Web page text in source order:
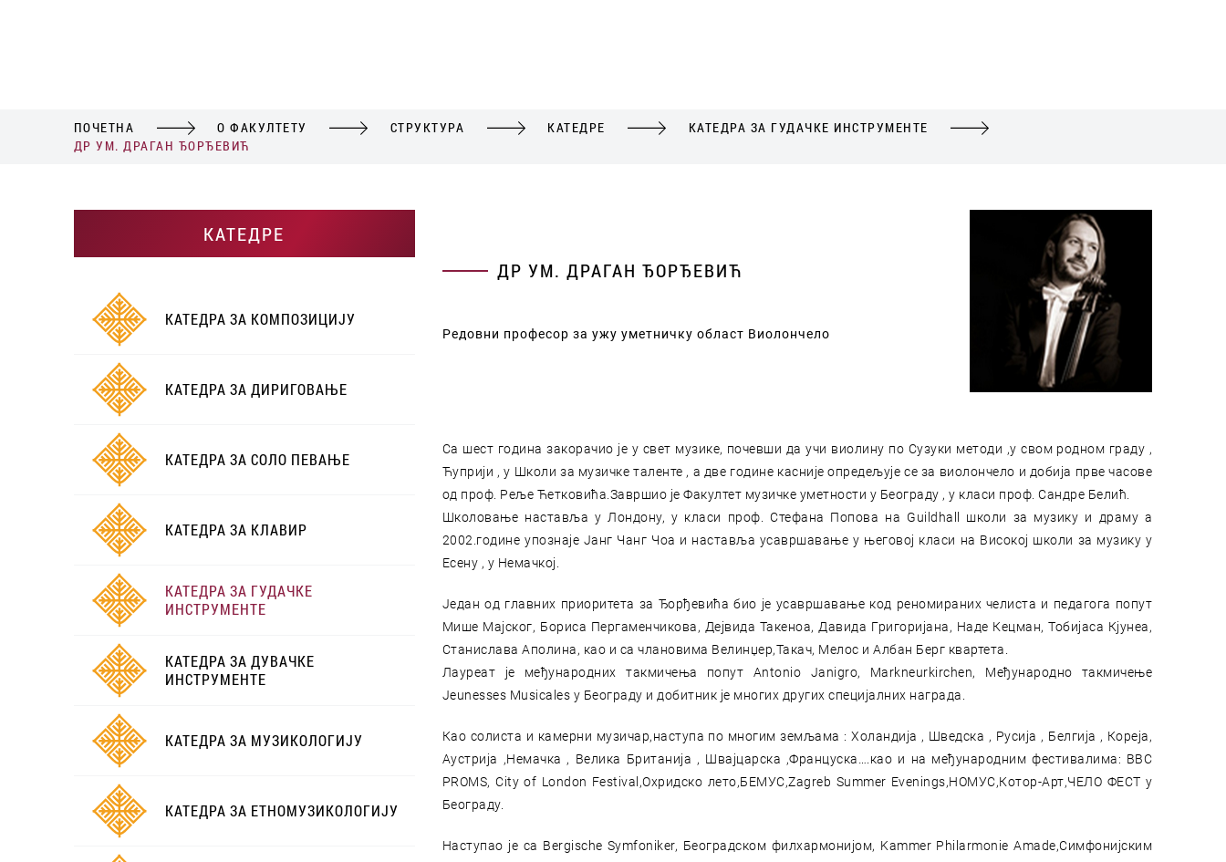
ПОЧЕТНА О ФАКУЛТЕТУ СТРУКТУРА КАТЕДРЕ
КАТЕДРА ЗА ГУДАЧКЕ ИНСТРУМЕНТЕ
ДР УМ. ДРАГАН ЂОРЂЕВИЋ
КАТЕДРЕ
КАТЕДРА ЗА КОМПОЗИЦИЈУ
КАТЕДРА ЗА ДИРИГОВАЊЕ
КАТЕДРА ЗА СОЛО ПЕВАЊЕ
КАТЕДРА ЗА КЛАВИР
КАТЕДРА ЗА ГУДАЧКЕ
ИНСТРУМЕНТЕ
КАТЕДРА ЗА ДУВАЧКЕ
ИНСТРУМЕНТЕ
КАТЕДРА ЗА МУЗИКОЛОГИЈУ
КАТЕДРА ЗА ЕТНОМУЗИКОЛОГИЈУ
ДР УМ. ДРАГАН ЂОРЂЕВИЋ
Редовни професор за ужу уметничку област Виолончело
Са шест година закорачио је у свет музике, почевши да учи виолину по Сузуки методи ,у свом родном граду ,
Ћуприји , у Школи за музичке таленте , а две године касније опредељује се за виолончело и добија прве часове
од проф. Реље Ћетковића.Завршио је Факултет музичке уметности у Београду , у класи проф. Сандре Белић.
Школовање наставља у Лондону, у класи проф. Стефана Попова на Guildhall школи за музику и драму а
2002.године упознаје Јанг Чанг Чоа и наставља усавршавање у његовој класи на Високој школи за музику у
Есену , у Немачкој.
Један од главних приоритета за Ђорђевића био је усавршавање код реномираних челиста и педагога попут
Мише Мајског, Бориса Пергаменчикова, Дејвида Такеноа, Давида Григоријана, Наде Кецман, Тобијаса Кјунеа,
Станислава Аполина, као и са члановима Велинџер,Такач, Мелос и Албан Берг квартета.
Лауреат је међународних такмичења попут Antonio Janigro, Markneurkirchen, Међународно такмичење
Jeunesses Musicales у Београду и добитник је многих других специјалних награда.
Као солиста и камерни музичар,наступа по многим земљама : Холандија , Шведска , Русија , Белгија , Кореја,
Аустрија ,Немачка , Велика Британија , Швајцарска ,Француска….као и на међународним фестивалима: BBC
PROMS, City of London Festival,Охридско лето,БЕМУС,Zagreb Summer Evenings,НОМУС,Котор-Арт,ЧЕЛО ФЕСТ у
Београду.
Наступао је са Bergische Symfoniker, Београдском филхармонијом, Kammer Philarmonie Amade,Симфонијским